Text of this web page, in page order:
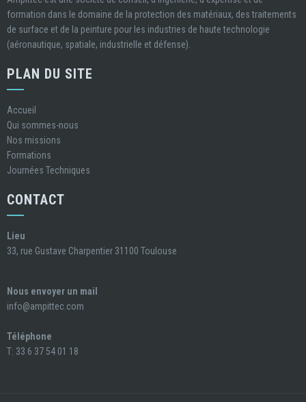
formation dans le domaine de la protection des matériaux, des traitements
de surface et de la peinture pour les industries de haute technologie
(aéronautique, spatiale, industrielle et défense).
PLAN DU SITE
Accueil
Qui sommes-nous
Nos missions
Formations
Journées Techniques
CONTACT
Lieu
33, rue Gustave Charpentier 31100 Toulouse
Nous envoyer un mail
info@ampittec.com
Téléphone
T: 33 6 37 54 01 18